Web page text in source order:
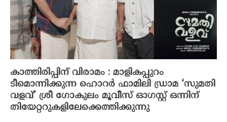
കാത്തിരിപ്പിന് വിരാമം : മാളികപ്പുറം
ടീമൊന്നിക്കുന്ന ഹൊറർ ഫാമിലി ഡ്രാമ ‘സുമതി
വളവ്’ ശ്രീ ഗോകുലം മൂവീസ് ഓഗസ്റ്റ് ഒന്നിന്
തിയേറ്ററുകളിലേക്കെത്തിക്കുന്നു